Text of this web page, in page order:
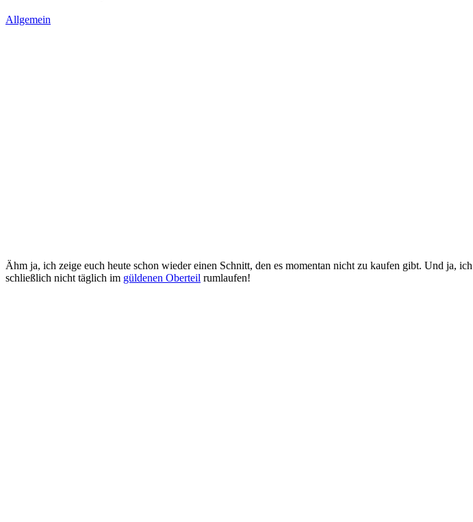
Allgemein
Ähm ja, ich zeige euch heute schon wieder einen Schnitt, den es momentan nicht zu kaufen gibt. Und ja,
schließlich nicht täglich im güldenen Oberteil rumlaufen!